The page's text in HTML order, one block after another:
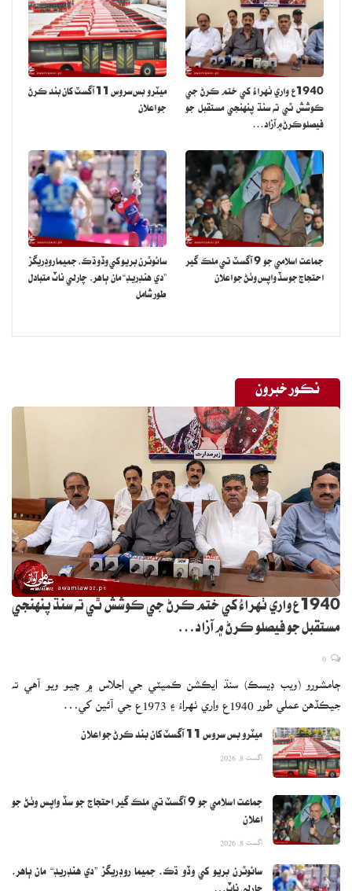
1940ع واري ٺهراءُ کي ختم ڪرڻ جي
ڪوشش ٿي ته سنڌ پنهنجي مستقبل جو
فيصلو ڪرڻ ۾ آزاد…
ميٽرو بس سروس 11 آگسٽ کان بند ڪرڻ
جو اعلان
جماعت اسلامي جو 9 آگسٽ تي ملڪ گير
احتجاج جو سڏ واپس وٺڻ جو اعلان
سائوٿرن بريو کي وڏو ڌڪ، جميما روڊريگز
”دي هنڊريڊ“ مان ٻاهر، چارلي ناٽ متبادل
طور شامل
نڪور خبرون
1940ع واري ٺهراءُ کي ختم ڪرڻ جي ڪوشش ٿي ته سنڌ پنهنجي
مستقبل جو فيصلو ڪرڻ ۾ آزاد…
ڄامشورو (ويب ڊيسڪ) سنڌ ايڪشن ڪميٽي جي اجلاس ۾ چيو ويو آهي ته
جيڪڏهن عملي طور 1940ع واري ٺهراءُ ۽ 1973ع جي آئين کي…
ميٽرو بس سروس 11 آگسٽ کان بند ڪرڻ جو اعلان
اگست 8, 2026
جماعت اسلامي جو 9 آگسٽ تي ملڪ گير احتجاج جو سڏ واپس وٺڻ جو
اعلان
اگست 8, 2026
سائوٿرن بريو کي وڏو ڌڪ، جميما روڊريگز ”دي هنڊريڊ“ مان ٻاهر،